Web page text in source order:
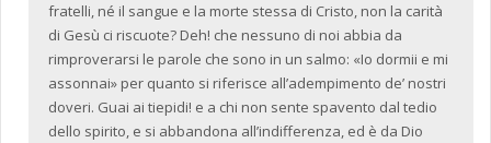
fratelli, né il sangue e la morte stessa di Cristo, non la carità
di Gesù ci riscuote? Deh! che nessuno di noi abbia da
rimproverarsi le parole che sono in un salmo: «Io dormii e mi
assonnai» per quanto si riferisce all’adempimento de’ nostri
doveri. Guai ai tiepidi! e a chi non sente spavento dal tedio
dello spirito, e si abbandona all’indifferenza, ed è da Dio